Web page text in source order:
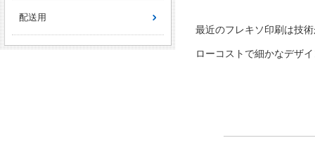
最近のフレキソ印刷は技
ローコストで細かなデザ
配送用